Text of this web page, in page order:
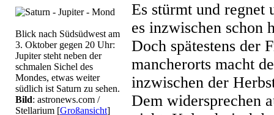
Blick nach Südsüdwest am
3. Oktober gegen 20 Uhr:
Jupiter steht neben der
schmalen Sichel des
Mondes, etwas weiter
südlich ist Saturn zu sehen.
Bild: astronews.com /
Stellarium [Großansicht]
Es stürmt und regnet
es inzwischen schon
Doch spätestens der
mancherorts macht
inzwischen der
Dem widersprechen